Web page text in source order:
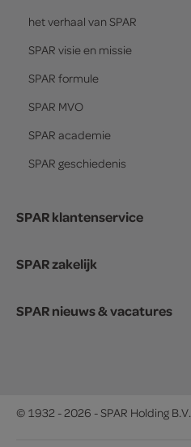
het verhaal van SPAR
SPAR visie en missie
SPAR formule
SPAR MVO
SPAR academie
SPAR geschiedenis
SPAR klantenservice
SPAR zakelijk
SPAR nieuws & vacatures
© 1932 - 2026 - SPAR Holding B.V.